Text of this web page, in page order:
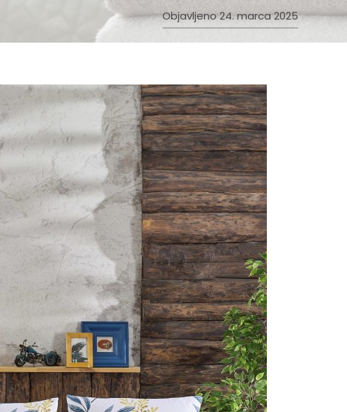
Objavljeno24. marca 2025